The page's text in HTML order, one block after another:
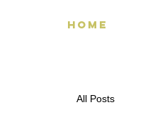
HOME
All Posts